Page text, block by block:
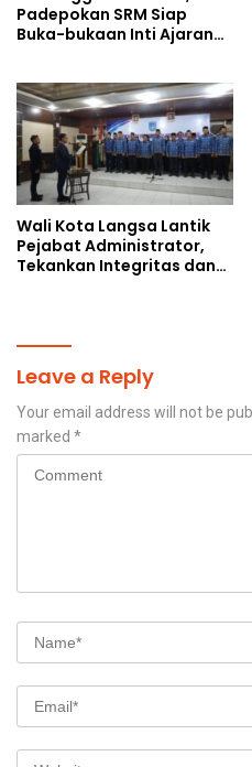
Padepokan SRM Siap
Buka-bukaan Inti Ajaran
Nusantara 2026
Wali Kota Langsa Lantik
Pejabat Administrator,
Tekankan Integritas dan
Leave a Reply
Your email address will not be
marked *